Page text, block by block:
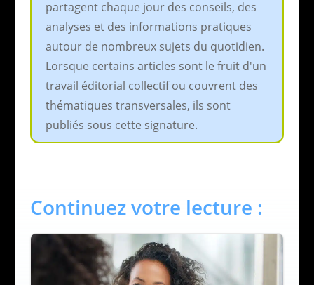
partagent chaque jour des conseils, des
analyses et des informations pratiques
autour de nombreux sujets du quotidien.
Lorsque certains articles sont le fruit d'un
travail éditorial collectif ou couvrent des
thématiques transversales, ils sont
publiés sous cette signature.
Continuez votre lecture :